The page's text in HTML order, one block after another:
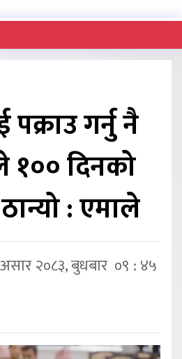
गर्नु नै
१०० दिनको
: एमाले
२०८३, बुधबार ०९ : ४५